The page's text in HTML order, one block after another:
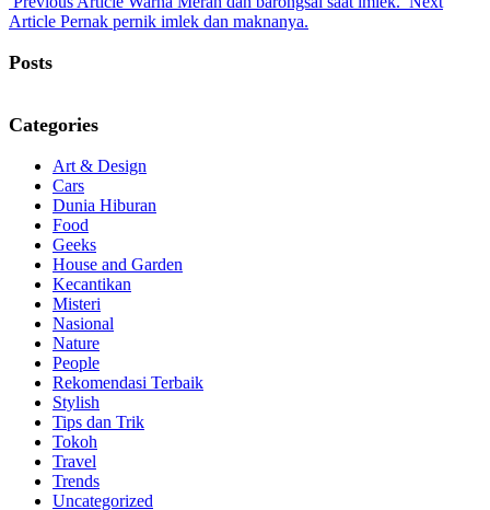
Post:
Article Next
Pernak pernik imlek dan maknanya.
Posts
Categories
Art & Design
Cars
Dunia Hiburan
Food
Geeks
House and Garden
Kecantikan
Misteri
Nasional
Nature
People
Rekomendasi Terbaik
Stylish
Tips dan Trik
Tokoh
Travel
Trends
Uncategorized